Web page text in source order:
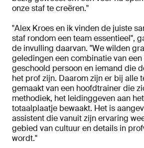
onze staf te creëren."
"Alex Kroes en ik vinden de juiste
staf rondom een team essentieel",
de invulling daarvan. "We wilden
geledingen een combinatie van
geschoold persoon en iemand die
het prof zijn. Daarom zijn er bij alle
gemaakt van een hoofdtrainer die
methodiek, het leidinggeven aan
totaalplaatje bewaakt. Het is
assistent die vanuit zijn ervaring
gebied van cultuur en details in
wordt."